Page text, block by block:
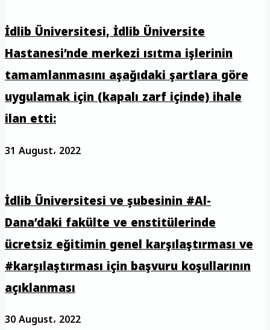
İdlib Üniversitesi, İdlib Üniversite
Hastanesi’nde merkezi ısıtma işlerinin
tamamlanmasını aşağıdaki şartlara göre
uygulamak için (kapalı zarf içinde) ihale
ilan etti:
31 August، 2022
İdlib Üniversitesi ve şubesinin #Al-
Dana’daki fakülte ve enstitülerinde
ücretsiz eğitimin genel karşılaştırması ve
#karşılaştırması için başvuru koşullarının
açıklanması
30 August، 2022